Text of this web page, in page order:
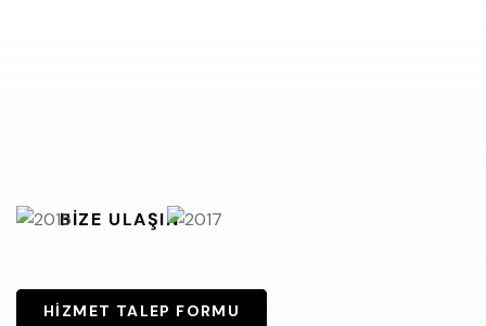
BIZE ULAŞIN
HIZMET TALEP FORMU